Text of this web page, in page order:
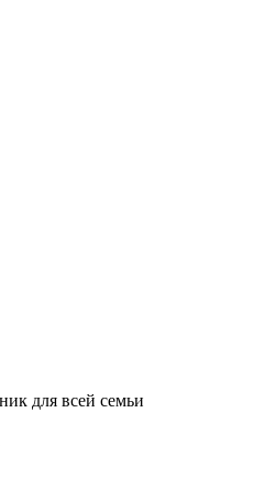
для всей семьи